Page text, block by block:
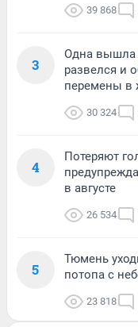
39 868
3
Одна вышла
развелся и
перемены в
30 324
4
Потеряют
в августе
26 534
5
Тюмень
потопа с
23 818